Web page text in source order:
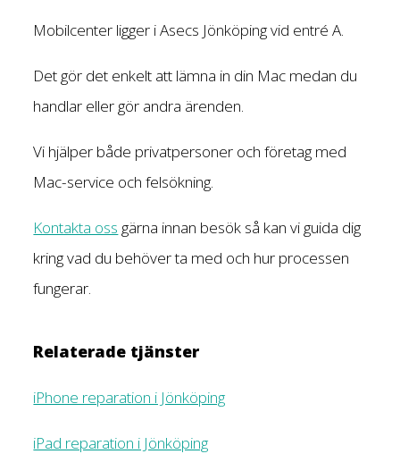
Mobilcenter ligger i Asecs Jönköping vid entré A.
Det gör det enkelt att lämna in din Mac medan du
handlar eller gör andra ärenden.
Vi hjälper både privatpersoner och företag med
Mac-service och felsökning.
Kontakta oss gärna innan besök så kan vi guida dig
kring vad du behöver ta med och hur processen
fungerar.
Relaterade tjänster
iPhone reparation i Jönköping
iPad reparation i Jönköping